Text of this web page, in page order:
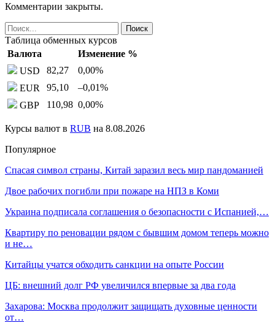
Комментарии закрыты.
Таблица обменных курсов
Валюта
Изменение %
USD
82,27 0,00%
EUR
95,10 –0,01%
GBP
110,98 0,00%
Курсы валют в RUB на 8.08.2026
Популярное
Спасая символ страны, Китай заразил весь мир пандоманией
Двое рабочих погибли при пожаре на НПЗ в Коми
Украина подписала соглашения о безопасности с Испанией,…
Квартиру по реновации рядом с бывшим домом теперь можно
и не…
Китайцы учатся обходить санкции на опыте России
ЦБ: внешний долг РФ увеличился впервые за два года
Захарова: Москва продолжит защищать духовные ценности
от…